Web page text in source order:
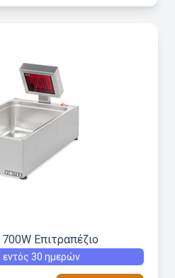
Επιτραπέζιο
εντός 30 ημερών